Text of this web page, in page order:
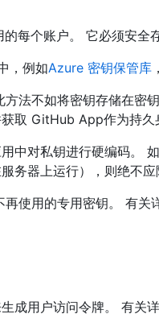
每个账户。 它必须安全
，例如Azure 密钥保管库
法不如将密钥存储在密
取 GitHub App作为持久
中对私钥进行硬编码。
务器上运行），则绝不应
使用的专用密钥。 有关
成用户访问令牌。 有关